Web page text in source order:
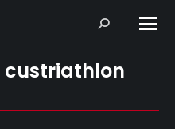
Search:
custriathlon